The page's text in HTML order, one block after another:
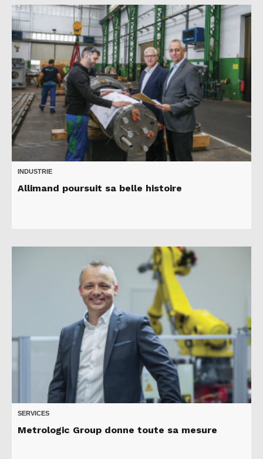
INDUSTRIE
Allimand poursuit sa belle histoire
SERVICES
Metrologic Group donne toute sa mesure